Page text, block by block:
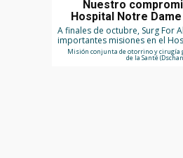
Nuestro
Hospital Notre
A finales de octubre, Surg For
importantes misiones en el
Misión conjunta de otorrino y cirugía
de la Santé